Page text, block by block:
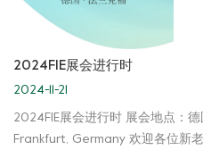
为广泛的合作机会，和您共同开
集团官网： https://
sales@greenfreshfood.com
2024FIE展会进行时
2024-11-21
2024FIE展会进行时 展会地点：
Frankfurt, Germany 欢迎各位新